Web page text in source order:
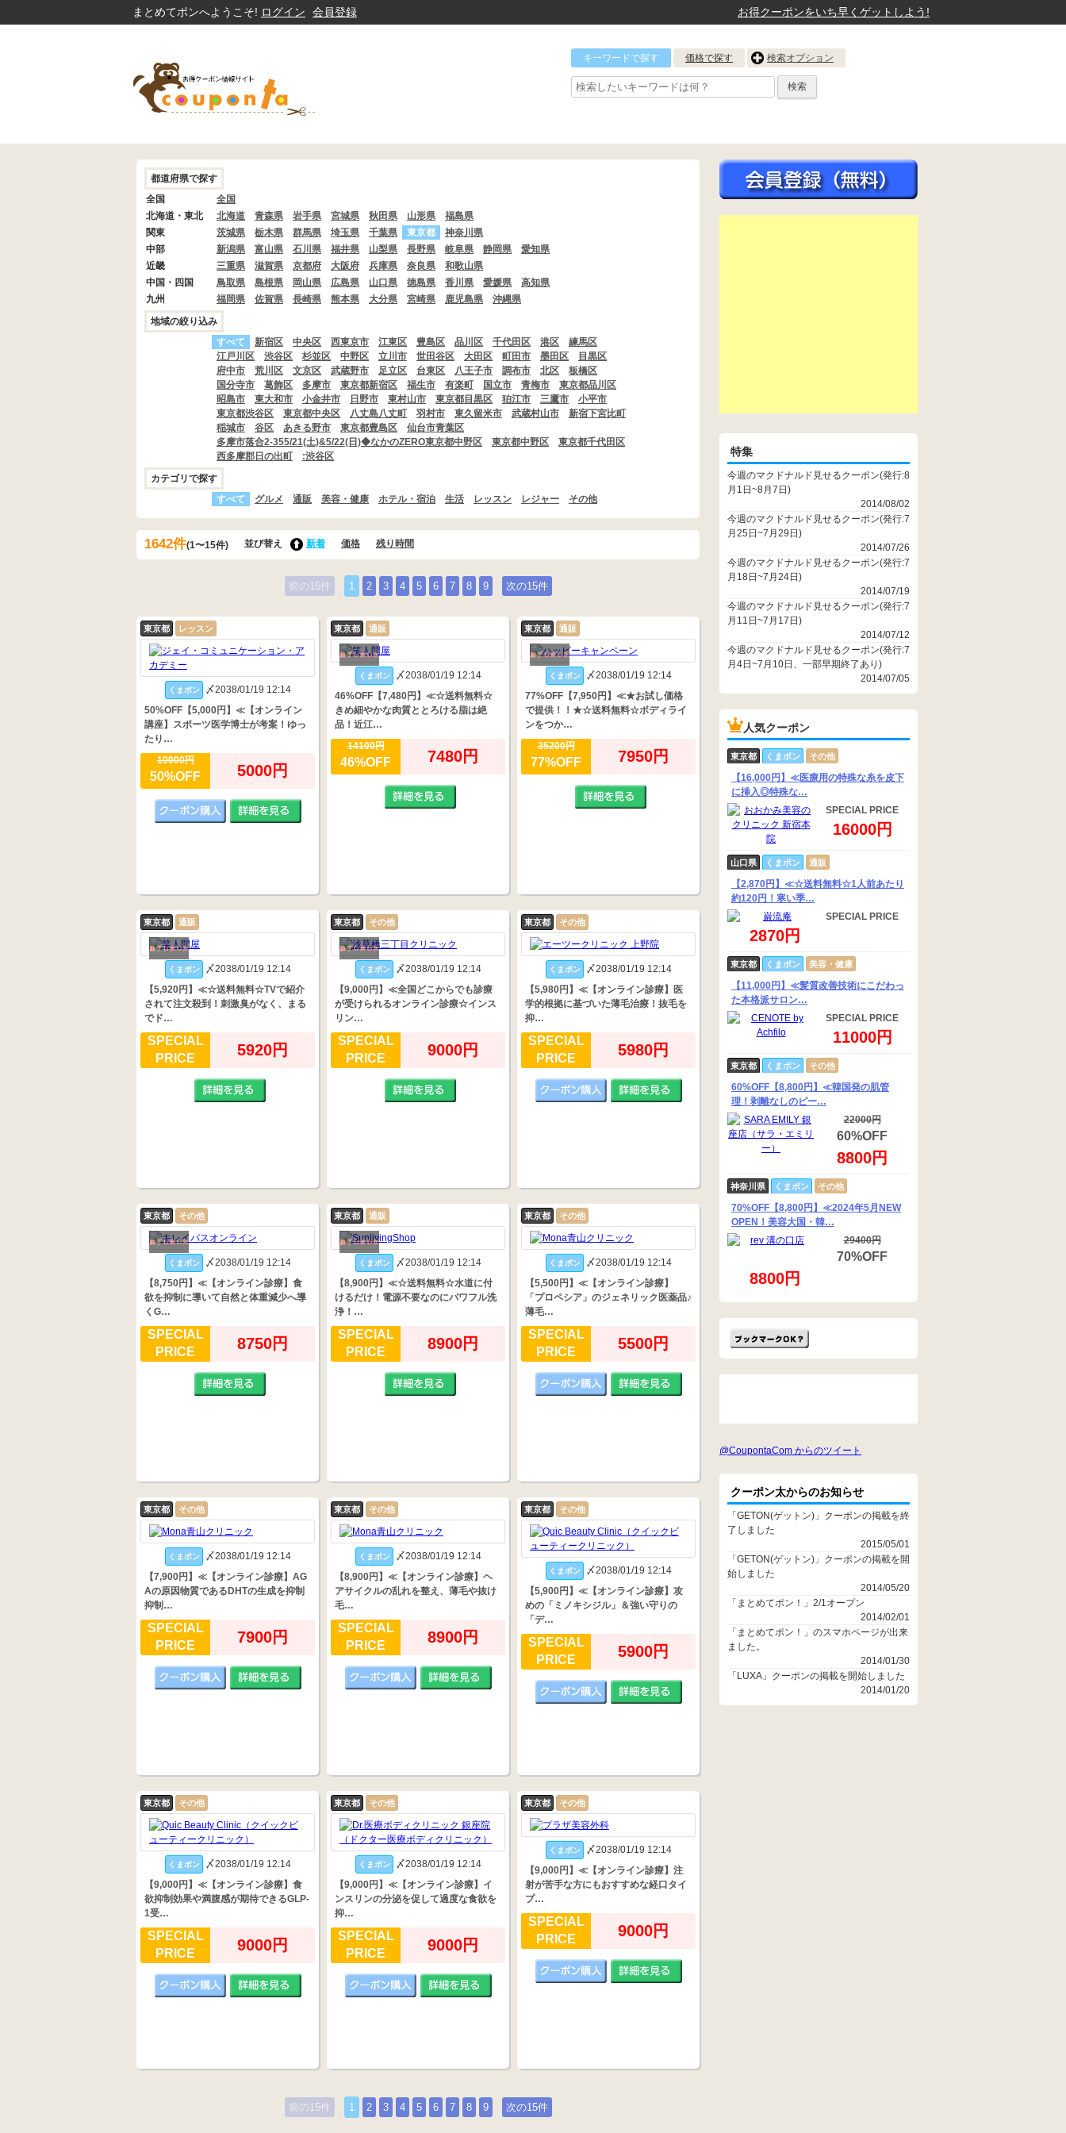
まとめてポンへようこそ! ログイン 会員登録 お得クーポンをいち早くゲットしよう!
キーワードで探す 価格で探す 検索オプション
都道府県で探す
全国
全国
北海道・東北
北海道 青森県 岩手県 宮城県 秋田県 山形県
福島県
関東
茨城県 栃木県 群馬県 埼玉県 千葉県 東京都
神奈川県
中部
新潟県 富山県 石川県 福井県 山梨県 長野県 岐阜県 静岡県
愛知県
近畿
三重県 滋賀県 京都府 大阪府 兵庫県 奈良県
和歌山県
中国・四国
鳥取県 島根県 岡山県 広島県 山口県 徳島県 香川県 愛媛県
高知県
九州
福岡県 佐賀県 長崎県 熊本県 大分県 宮崎県 鹿児島県
沖縄県
地域の絞り込み
すべて
新宿区 中央区 西東京市 江東区 豊島区 品川区 千代田区 港区
練馬区
江戸川区
渋谷区 杉並区 中野区 立川市 世田谷区 大田区 町田市 墨田区
目黒区
府中市
荒川区 文京区 武蔵野市 足立区 台東区 八王子市 調布市 北区
板橋区
国分寺市
葛飾区 多摩市 東京都新宿区 福生市 有楽町 国立市 青梅市
東京都品川区
昭島市
東大和市 小金井市 日野市 東村山市 東京都目黒区 狛江市 三鷹市
小平市
東京都渋谷区
東京都中央区 八丈島八丈町 羽村市 東久留米市 武蔵村山市
新宿下宮比町
稲城市
谷区 あきる野市 東京都豊島区
仙台市青葉区
多摩市落合2-355/21(土)&5/22(日)◆なかのZERO東京都中野区
東京都中野区
東京都千代田区
西多摩郡日の出町
:渋谷区
カテゴリで探す
すべて
グルメ 通販 美容・健康 ホテル・宿泊 生活 レッスン レジャー その他
1642件(1〜15件) 並び替え 新着 価格 残り時間
前の15件 1 2 3 4 5 6 7 8 9 次の15件
東京都 レッスン
くまポン
〆2038/01/19 12:14
50%OFF【5,000円】≪【オンライン
講座】スポーツ医学博士が考案！ゆっ
たり…
10000円
50%OFF 5000円
東京都 通販
くまポン
〆2038/01/19 12:14
46%OFF【7,480円】≪☆送料無料☆
きめ細やかな肉質ととろける脂は絶
品！近江…
14100円
46%OFF 7480円
東京都 通販
くまポン
〆2038/01/19 12:14
77%OFF【7,950円】≪★お試し価格
で提供！！★☆送料無料☆ボディライ
ンをつか…
35200円
77%OFF 7950円
東京都 通販
くまポン
〆2038/01/19 12:14
【5,920円】≪☆送料無料☆TVで紹介
されて注文殺到！刺激臭がなく、まる
でド…
SPECIAL
PRICE
5920円
東京都 その他
くまポン
〆2038/01/19 12:14
【9,000円】≪全国どこからでも診療
が受けられるオンライン診療☆インス
リン…
SPECIAL
PRICE
9000円
東京都 その他
くまポン
〆2038/01/19 12:14
【5,980円】≪【オンライン診療】医
学的根拠に基づいた薄毛治療！抜毛を
抑…
SPECIAL
PRICE
5980円
東京都 その他
くまポン
〆2038/01/19 12:14
【8,750円】≪【オンライン診療】食
欲を抑制に導いて自然と体重減少へ導
くG…
SPECIAL
PRICE
8750円
東京都 通販
くまポン
〆2038/01/19 12:14
【8,900円】≪☆送料無料☆水道に付
けるだけ！電源不要なのにパワフル洗
浄！…
SPECIAL
PRICE
8900円
東京都 その他
くまポン
〆2038/01/19 12:14
【5,500円】≪【オンライン診療】
「プロペシア」のジェネリック医薬品♪
薄毛…
SPECIAL
PRICE
5500円
東京都 その他
くまポン
〆2038/01/19 12:14
【7,900円】≪【オンライン診療】AG
Aの原因物質であるDHTの生成を抑制
抑制…
SPECIAL
PRICE
7900円
東京都 その他
くまポン
〆2038/01/19 12:14
【8,900円】≪【オンライン診療】ヘ
アサイクルの乱れを整え、薄毛や抜け
毛…
SPECIAL
PRICE
8900円
東京都 その他
くまポン
〆2038/01/19 12:14
【5,900円】≪【オンライン診療】攻
めの「ミノキシジル」＆強い守りの
「デ…
SPECIAL
PRICE
5900円
東京都 その他
くまポン
〆2038/01/19 12:14
【9,000円】≪【オンライン診療】食
欲抑制効果や満腹感が期待できるGLP-
1受…
SPECIAL
PRICE
9000円
東京都 その他
くまポン
〆2038/01/19 12:14
【9,000円】≪【オンライン診療】イ
ンスリンの分泌を促して過度な食欲を
抑…
SPECIAL
PRICE
9000円
東京都 その他
くまポン
〆2038/01/19 12:14
【9,000円】≪【オンライン診療】注
射が苦手な方にもおすすめな経口タイ
プ…
SPECIAL
PRICE
9000円
前の15件 1 2 3 4 5 6 7 8 9 次の15件
特集
今週のマクドナルド見せるクーポン(発行:8
月1日~8月7日)
2014/08/02
今週のマクドナルド見せるクーポン(発行:7
月25日~7月29日)
2014/07/26
今週のマクドナルド見せるクーポン(発行:7
月18日~7月24日)
2014/07/19
今週のマクドナルド見せるクーポン(発行:7
月11日~7月17日)
2014/07/12
今週のマクドナルド見せるクーポン(発行:7
月4日~7月10日、一部早期終了あり)
2014/07/05
人気クーポン
東京都 くまポン その他
【16,000円】≪医療用の特殊な糸を皮下
に挿入◎特殊な…
SPECIAL PRICE
16000円
山口県 くまポン 通販
【2,870円】≪☆送料無料☆1人前あたり
約120円！寒い季…
SPECIAL PRICE
2870円
東京都 くまポン 美容・健康
【11,000円】≪髪質改善技術にこだわっ
た本格派サロン…
SPECIAL PRICE
11000円
東京都 くまポン その他
60%OFF【8,800円】≪韓国発の肌管
理！剥離なしのピー…
22000円
60%OFF
8800円
神奈川県 くまポン その他
70%OFF【8,800円】≪2024年5月NEW
OPEN！美容大国・韓…
29400円
70%OFF
8800円
@CoupontaCom からのツイート
クーポン太からのお知らせ
「GETON(ゲットン)」クーポンの掲載を終
了しました
2015/05/01
「GETON(ゲットン)」クーポンの掲載を開
始しました
2014/05/20
「まとめてポン！」2/1オープン
2014/02/01
「まとめてポン！」のスマホページが出来
ました。
2014/01/30
「LUXA」クーポンの掲載を開始しました
2014/01/20